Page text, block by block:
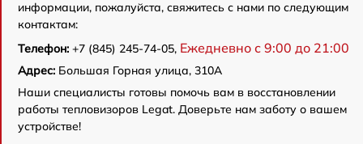
информации, пожалуйста, свяжитесь с нами по следующим
контактам:
Телефон: +7 (845) 245-74-05, Ежедневно с 9:00 до 21:00
Адрес: Большая Горная улица, 310А
Наши специалисты готовы помочь вам в восстановлении
работы тепловизоров Legat. Доверьте нам заботу о вашем
устройстве!